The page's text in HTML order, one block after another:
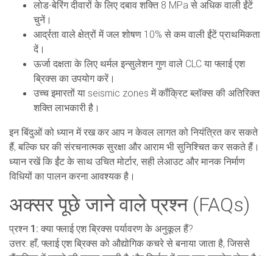
लोड-बेरिंग दीवारों के लिए दबाव शक्ति 8 MPa से अधिक वाली ईंटें
चुनें।
आर्द्रता वाले क्षेत्रों में जल शोषण 10% से कम वाली ईंटें प्राथमिकता
दें।
ऊर्जा दक्षता के लिए थर्मल इन्सुलेशन गुण वाले CLC या फ्लाई एश
ब्रिक्स का उपयोग करें।
उच्च इमारतों या seismic zones में कॉंक्रिट ब्लॉक्स की अतिरिक्त
शक्ति लाभकारी है।
इन बिंदुओं को ध्यान में रख कर आप न केवल लागत को नियंत्रित कर सकते
हैं, बल्कि घर की संरचनात्मक सुरक्षा और आराम भी सुनिश्चित कर सकते हैं।
ध्यान रखें कि ईंट के साथ उचित मोर्टार, सही लेआउट और मानक निर्माण
विधियों का पालन करना आवश्यक है।
अक्सर पूछे जाने वाले प्रश्न (FAQs)
प्रश्न 1: क्या फ्लाई एश ब्रिक्स पर्यावरण के अनुकूल हैं?
उत्तर: हाँ, फ्लाई एश ब्रिक्स को औद्योगिक कचरे से बनाया जाता है, जिससे